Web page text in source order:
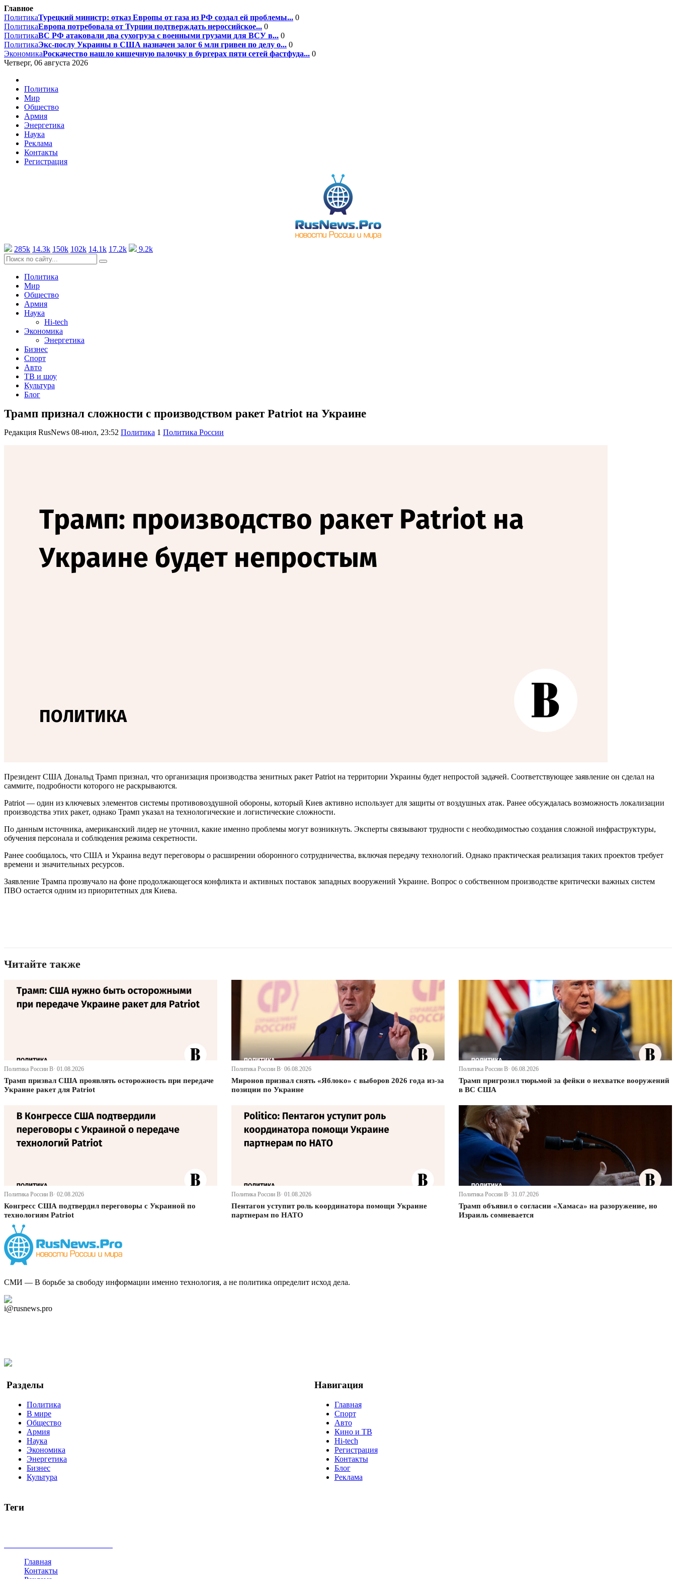
Главное
ПолитикаТурецкий министр: отказ Европы от газа из РФ создал ей проблемы... 0
ПолитикаЕвропа потребовала от Турции подтверждать нероссийское... 0
ПолитикаВС РФ атаковали два сухогруза с военными грузами для ВСУ в... 0
ПолитикаЭкс-послу Украины в США назначен залог 6 млн гривен по делу о... 0
ЭкономикаРоскачество нашло кишечную палочку в бургерах пяти сетей фастфуда... 0
Четверг, 06 августа 2026
Политика
Мир
Общество
Армия
Энергетика
Наука
Реклама
Контакты
Регистрация
285k 14.3k 150k 102k 14.1k 17.2k 9.2k
Политика
Мир
Общество
Армия
Наука
Hi-tech
Экономика
Энергетика
Бизнес
Спорт
Авто
ТВ и шоу
Культура
Блог
Трамп признал сложности с производством ракет Patriot на Украине
Редакция RusNews 08-июл, 23:52 Политика 1 Политика России
Президент США Дональд Трамп признал, что организация производства зенитных ракет Patriot на территории Украины будет непростой задачей. Соответствующее заявление он сделал на
саммите, подробности которого не раскрываются.
Patriot — один из ключевых элементов системы противовоздушной обороны, который Киев активно использует для защиты от воздушных атак. Ранее обсуждалась возможность локализации
производства этих ракет, однако Трамп указал на технологические и логистические сложности.
По данным источника, американский лидер не уточнил, какие именно проблемы могут возникнуть. Эксперты связывают трудности с необходимостью создания сложной инфраструктуры,
обучения персонала и соблюдения режима секретности.
Ранее сообщалось, что США и Украина ведут переговоры о расширении оборонного сотрудничества, включая передачу технологий. Однако практическая реализация таких проектов требует
времени и значительных ресурсов.
Заявление Трампа прозвучало на фоне продолжающегося конфликта и активных поставок западных вооружений Украине. Вопрос о собственном производстве критически важных систем
ПВО остается одним из приоритетных для Киева.
Читайте также
Политика России В· 01.08.2026
Трамп призвал США проявлять осторожность при передаче
Украине ракет для Patriot
Политика России В· 06.08.2026
Миронов призвал снять «Яблоко» с выборов 2026 года из-за
позиции по Украине
Политика России В· 06.08.2026
Трамп пригрозил тюрьмой за фейки о нехватке вооружений
в ВС США
Политика России В· 02.08.2026
Конгресс США подтвердил переговоры с Украиной по
технологиям Patriot
Политика России В· 01.08.2026
Пентагон уступит роль координатора помощи Украине
партнерам по НАТО
Политика России В· 31.07.2026
Трамп объявил о согласии «Хамаса» на разоружение, но
Израиль сомневается
СМИ — В борьбе за свободу информации именно технология, а не политика определит исход дела.
i@rusnews.pro
Разделы
Политика
В мире
Общество
Армия
Наука
Экономика
Энергетика
Бизнес
Культура
Навигация
Главная
Спорт
Авто
Кино и ТВ
Hi-tech
Регистрация
Контакты
Блог
Реклама
Теги
Главная
Контакты